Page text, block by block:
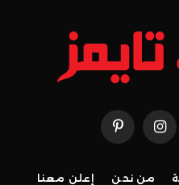
الانستغرامبينتيريست
من نحن إعلن معنا